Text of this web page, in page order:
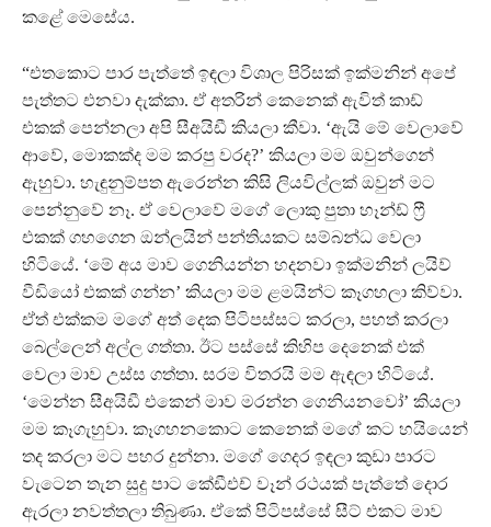
කළේ මෙසේය.
“එතකොට පාර පැත්තේ ඉඳලා විශාල පිරිසක් ඉක්මනින් අපේ
පැත්තට එනවා දැක්කා. ඒ අතරින් කෙනෙක් ඇවිත් කාඩ්
එකක් පෙන්නලා අපි සීඅයිඩී කියලා කීවා. ‘ඇයි මේ වෙලාවේ
ආවේ, මොකක්ද මම කරපු වරද?’ කියලා මම ඔවුන්ගෙන්
ඇහුවා. හැඳුනුම්පත ඇරෙන්න කිසි ලියවිල්ලක් ඔවුන් මට
පෙන්නුවේ නෑ. ඒ වෙලාවේ මගේ ලොකු පුතා හෑන්ඩ් ෆ්‍රී
එකක් ගහගෙන ඔන්ලයින් පන්තියකට සම්බන්ධ වෙලා
හිටියේ. ‘මේ අය මාව ගෙනියන්න හදනවා ඉක්මනින් ලයිව්
වීඩියෝ එකක් ගන්න’ කියලා මම ළමයින්ට කෑගහලා කිව්වා.
ඒත් එක්කම මගේ අත් දෙක පිටිපස්සට කරලා, පහත් කරලා
බෙල්ලෙන් අල්ල ගත්තා. ඊට පස්සේ කිහිප දෙනෙක් එක්
වෙලා මාව උස්ස ගත්තා. සරම විතරයි මම ඇඳලා හිටියේ.
‘මෙන්න සීඅයිඩී එකෙන් මාව මරන්න ගෙනියනවෝ’ කියලා
මම කෑගැහුවා. කෑගහනකොට කෙනෙක් මගේ කට හයියෙන්
තද කරලා මට පහර දුන්නා. මගේ ගෙදර ඉඳලා කුඩා පාරට
වැටෙන තැන සුදු පාට කේඩීඑච් වෑන් රථයක් පැත්තේ දොර
ඇරලා නවත්තලා තිබුණා. ඒකේ පිටිපස්සේ සීට් එකට මාව